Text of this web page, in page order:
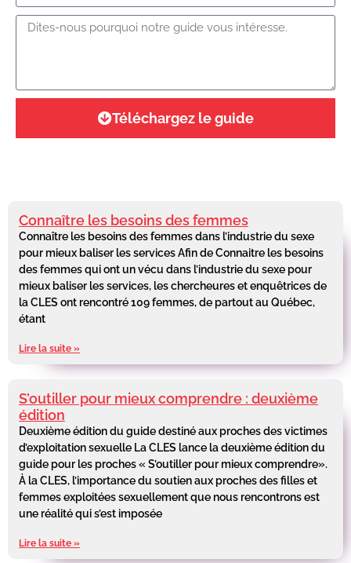
Téléchargez le guide
Connaître les besoins des femmes
Connaître les besoins des femmes dans l’industrie du sexe
pour mieux baliser les services Afin de Connaitre les besoins
des femmes qui ont un vécu dans l’industrie du sexe pour
mieux baliser les services, les chercheures et enquêtrices de
la CLES ont rencontré 109 femmes, de partout au Québec,
étant
Lire la suite »
S’outiller pour mieux comprendre : deuxième
édition
Deuxième édition du guide destiné aux proches des victimes
d’exploitation sexuelle La CLES lance la deuxième édition du
guide pour les proches « S’outiller pour mieux comprendre».
À la CLES, l’importance du soutien aux proches des filles et
femmes exploitées sexuellement que nous rencontrons est
une réalité qui s’est imposée
Lire la suite »